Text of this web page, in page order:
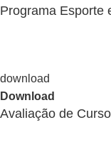
Programa Esporte
Download
Avaliação de